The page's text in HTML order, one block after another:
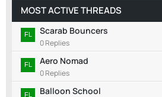
MOST ACTIVE THREADS
Scarab Bouncers
0 Replies
Aero Nomad
0 Replies
Balloon School